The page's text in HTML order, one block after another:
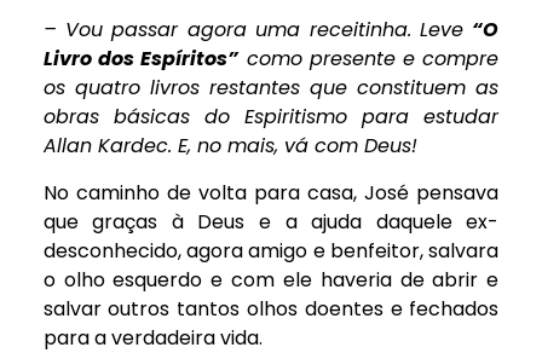
– Vou passar agora uma receitinha. Leve “O
Livro dos Espíritos”como presente e compre
os quatro livros restantes que constituem as
obras básicas do Espiritismo para estudar
Allan Kardec. E, no mais, vá com Deus!
No caminho de volta para casa, José pensava
que graças à Deus e a ajuda daquele ex-
desconhecido, agora amigo e benfeitor, salvara
o olho esquerdo e com ele haveria de abrir e
salvar outros tantos olhos doentes e fechados
para a verdadeira vida.